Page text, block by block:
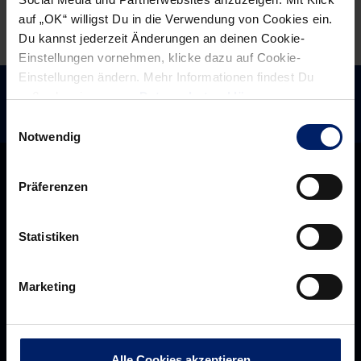
auf „OK“ willigst Du in die Verwendung von Cookies ein.
Du kannst jederzeit Änderungen an deinen Cookie-
Einstellungen vornehmen, klicke dazu auf Cookie-
Einstellungen ändern. Mehr Informationen findest Du
außerdem in unsererDatenschutzerklärung.
Notwendig
Präferenzen
Statistiken
Marketing